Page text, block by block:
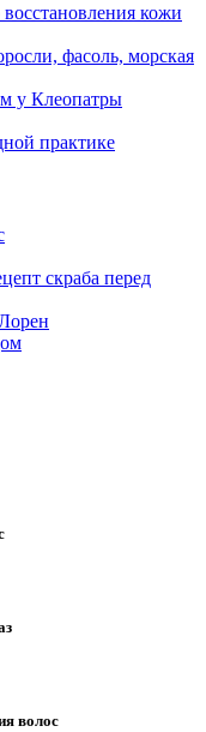
кожи
фасоль, морская
у Клеопатры
практике
скраба перед
волос